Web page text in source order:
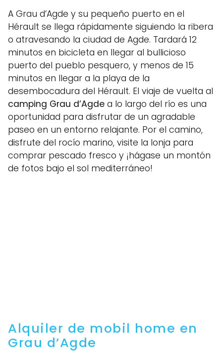
A Grau d’Agde y su pequeño puerto en el
Hérault se llega rápidamente siguiendo la ribera
o atravesando la ciudad de Agde. Tardará 12
minutos en bicicleta en llegar al bullicioso
puerto del pueblo pesquero, y menos de 15
minutos en llegar a la playa de la
desembocadura del Hérault. El viaje de vuelta al
camping Grau d’Agde a lo largo del río es una
oportunidad para disfrutar de un agradable
paseo en un entorno relajante. Por el camino,
disfrute del rocío marino, visite la lonja para
comprar pescado fresco y ¡hágase un montón
de fotos bajo el sol mediterráneo!
Alquiler de mobil home en
Grau d’Agde